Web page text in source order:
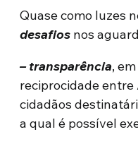
Quase como luzes
desafios nos
– transparência,
reciprocidade
cidadãos
a qual é possível